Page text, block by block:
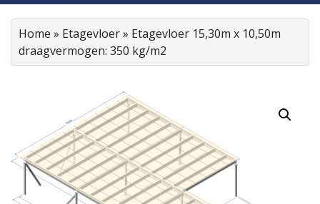
Home » Etagevloer» Etagevloer 15,30m x 10,50m
draagvermogen: 350 kg/m2